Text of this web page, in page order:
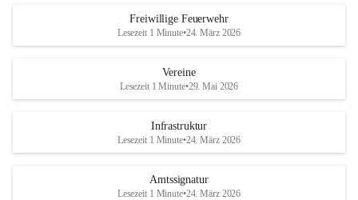
Freiwillige Feuerwehr
Lesezeit 1 Minute•24. März 2026
Vereine
Lesezeit 1 Minute•29. Mai 2026
Infrastruktur
Lesezeit 1 Minute•24. März 2026
Amtssignatur
Lesezeit 1 Minute•24. März 2026